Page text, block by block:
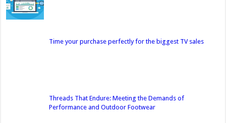
Time your purchase perfectly for the biggest TV sales
Threads That Endure: Meeting the Demands of
Performance and Outdoor Footwear